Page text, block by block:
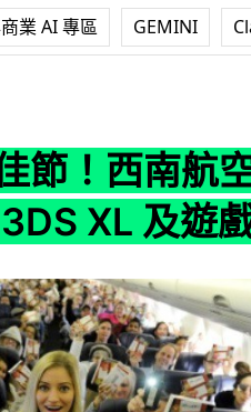
業 AI 專區 GEMINI
節！西南航
XL 及遊